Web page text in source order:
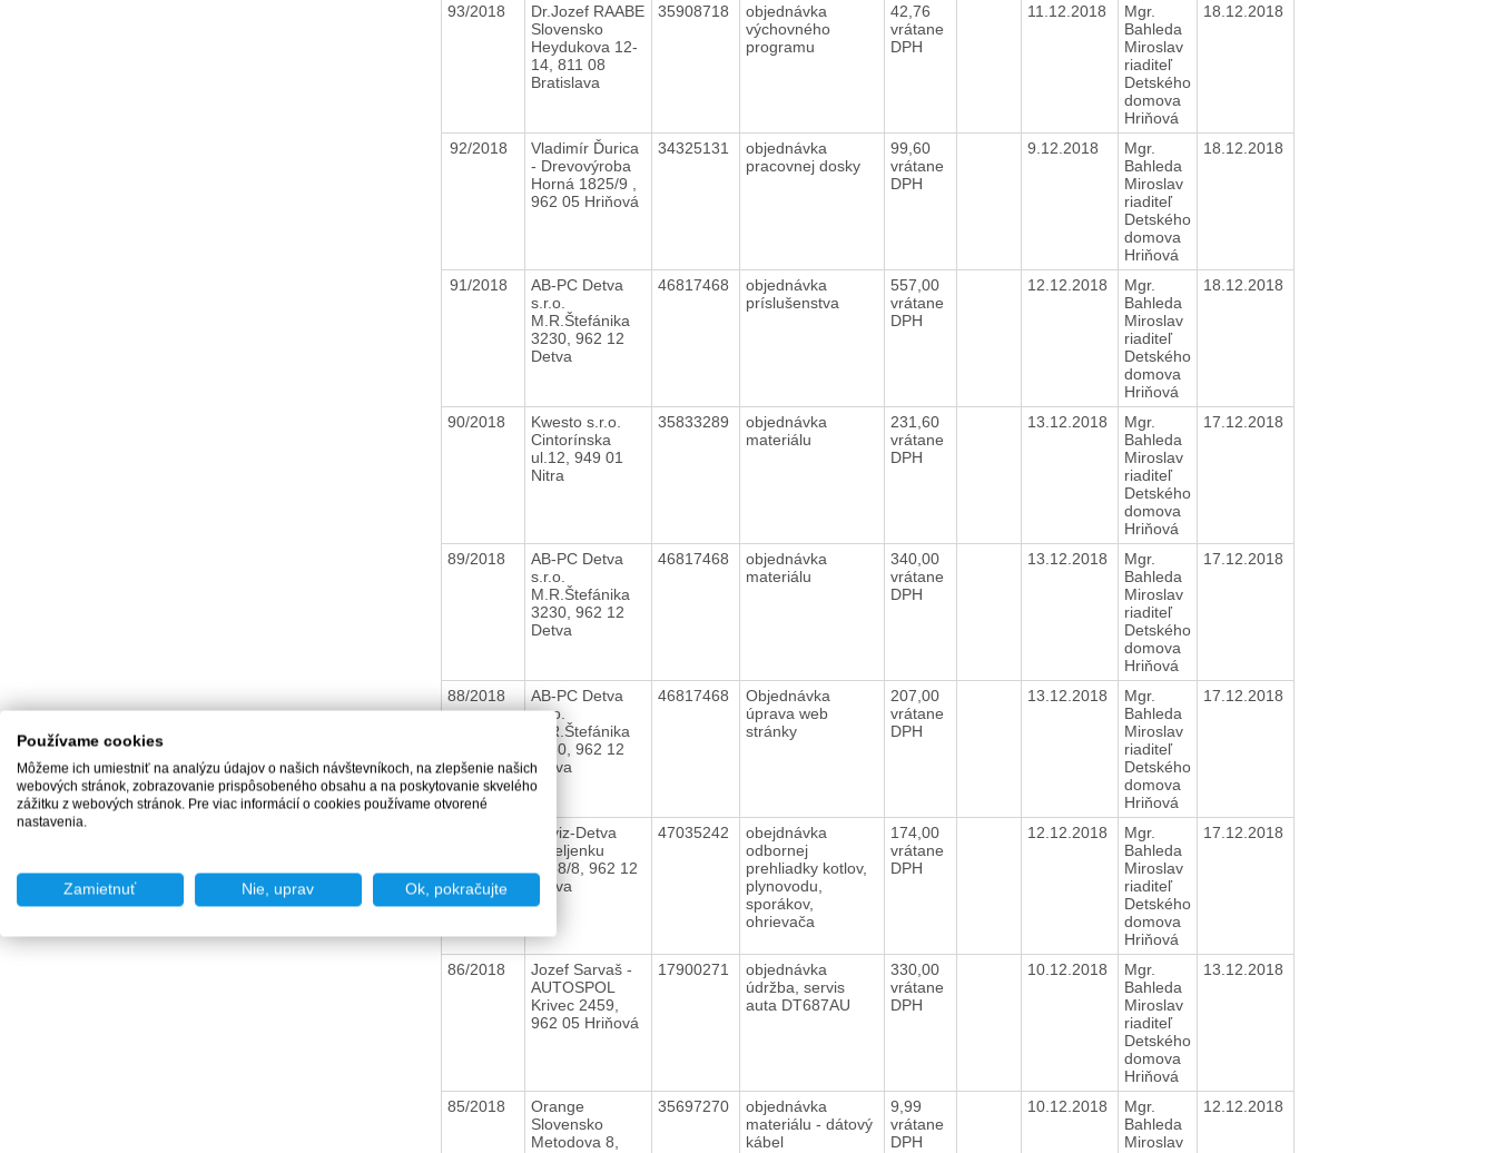
93/2018
Dr.Jozef RAABE
Slovensko
Heydukova 12-
14, 811 08
Bratislava
35908718
objednávka
výchovného
programu
42,76
vrátane
DPH
11.12.2018
Mgr.
Bahleda
Miroslav
riaditeľ
Detského
domova
Hriňová
18.12.2018
92/2018
Vladimír Ďurica
- Drevovýroba
Horná 1825/9 ,
962 05 Hriňová
34325131
objednávka
pracovnej dosky
99,60
vrátane
DPH
9.12.2018
Mgr.
Bahleda
Miroslav
riaditeľ
Detského
domova
Hriňová
18.12.2018
91/2018
AB-PC Detva
s.r.o.
M.R.Štefánika
3230, 962 12
Detva
46817468
objednávka
príslušenstva
557,00
vrátane
DPH
12.12.2018
Mgr.
Bahleda
Miroslav
riaditeľ
Detského
domova
Hriňová
18.12.2018
90/2018
Kwesto s.r.o.
Cintorínska
ul.12, 949 01
Nitra
35833289
objednávka
materiálu
231,60
vrátane
DPH
13.12.2018
Mgr.
Bahleda
Miroslav
riaditeľ
Detského
domova
Hriňová
17.12.2018
89/2018
AB-PC Detva
s.r.o.
M.R.Štefánika
3230, 962 12
Detva
46817468
objednávka
materiálu
340,00
vrátane
DPH
13.12.2018
Mgr.
Bahleda
Miroslav
riaditeľ
Detského
domova
Hriňová
17.12.2018
88/2018
AB-PC Detva
s.r.o.
M.R.Štefánika
3230, 962 12
Detva
46817468
Objednávka
úprava web
stránky
207,00
vrátane
DPH
13.12.2018
Mgr.
Bahleda
Miroslav
riaditeľ
Detského
domova
Hriňová
17.12.2018
Reviz-Detva
Ľ.Zeljenku
1668/8, 962 12
Detva
47035242
obejdnávka
odbornej
prehliadky kotlov,
plynovodu,
sporákov,
ohrievača
174,00
vrátane
DPH
12.12.2018
Mgr.
Bahleda
Miroslav
riaditeľ
Detského
domova
Hriňová
17.12.2018
86/2018
Jozef Sarvaš -
AUTOSPOL
Krivec 2459,
962 05 Hriňová
17900271
objednávka
údržba, servis
auta DT687AU
330,00
vrátane
DPH
10.12.2018
Mgr.
Bahleda
Miroslav
riaditeľ
Detského
domova
Hriňová
13.12.2018
85/2018
Orange
Slovensko
Metodova 8,
35697270
objednávka
materiálu - dátový
kábel
9,99
vrátane
DPH
10.12.2018
Mgr.
Bahleda
Miroslav
12.12.2018
Používame cookies
Môžeme ich umiestniť na analýzu údajov o našich návštevníkoch, na zlepšenie našich
webových stránok, zobrazovanie prispôsobeného obsahu a na poskytovanie skvelého
zážitku z webových stránok. Pre viac informácií o cookies používame otvorené
nastavenia.
Zamietnuť Nie, uprav Ok, pokračujte